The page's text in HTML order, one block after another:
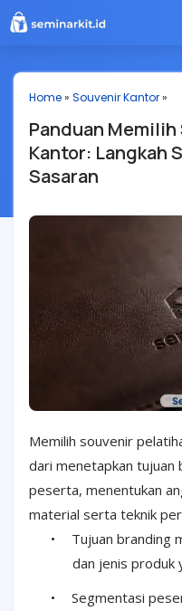
Home» Souvenir Kantor»
Panduan
Kantor: Langkah
Sasaran
Memilih souvenir
dari menetapkan tujuan
peserta, menentukan
material serta teknik
•
Tujuan branding
dan jenis produk
•
Segmentasi